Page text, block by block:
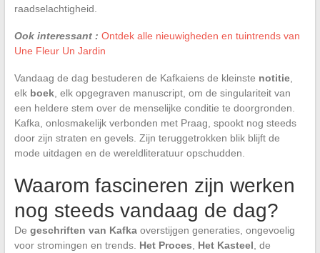
raadselachtigheid.
Ook interessant : Ontdek alle nieuwigheden en tuintrends van
Une Fleur Un Jardin
Vandaag de dag bestuderen de Kafkaiens de kleinste notitie,
elk boek, elk opgegraven manuscript, om de singulariteit van
een heldere stem over de menselijke conditie te doorgronden.
Kafka, onlosmakelijk verbonden met Praag, spookt nog steeds
door zijn straten en gevels. Zijn teruggetrokken blik blijft de
mode uitdagen en de wereldliteratuur opschudden.
Waarom fascineren zijn werken
nog steeds vandaag de dag?
De geschriften van Kafkaoverstijgen generaties, ongevoelig
voor stromingen en trends. Het Proces Het Kasteel , de